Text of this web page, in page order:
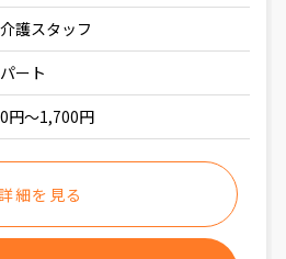
護スタッフ
ート
円～1,700円
細を見る